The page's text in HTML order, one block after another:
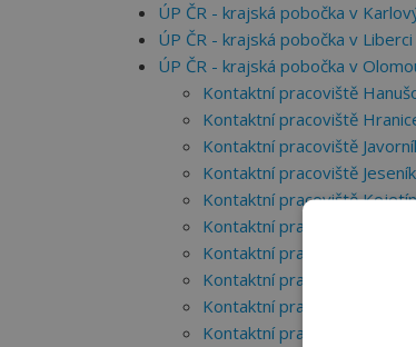
ÚP ČR - krajská pobočka v
ÚP ČR - krajská pobočka v Liberci
ÚP ČR - krajská pobočka v
Kontaktní pracoviště
Kontaktní pracoviště
Kontaktní pracoviště
Kontaktní pracoviště Jeseník
Kontaktní pracoviště Kojetín
Kontaktní pracoviště Konice
Kontaktní pracoviště Lipník
Kontaktní pracoviště Litovel
Kontaktní pracoviště
Kontaktní pracoviště